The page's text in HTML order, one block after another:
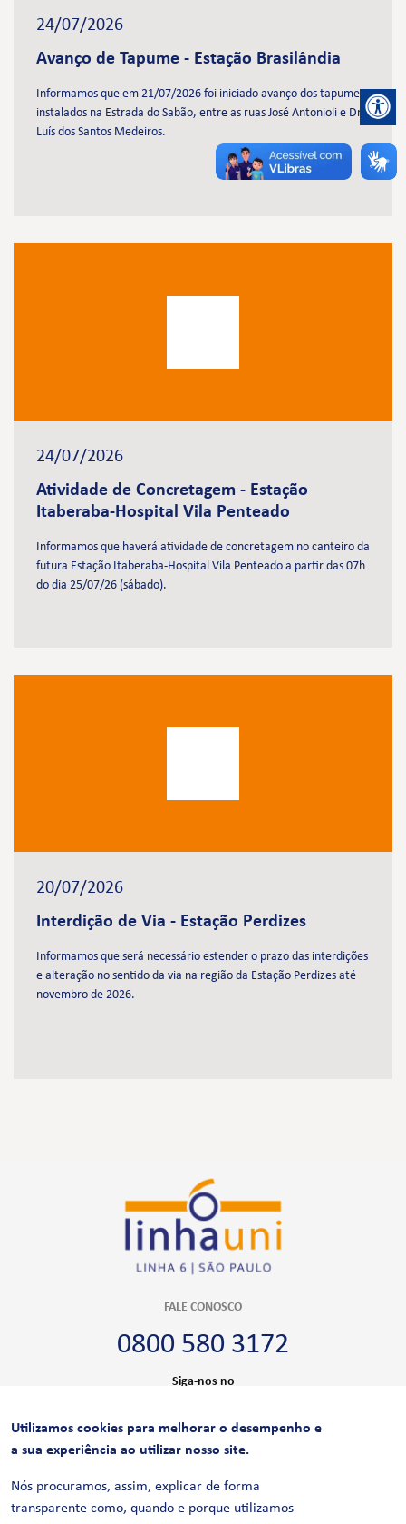
24/07/2026
Avanço de Tapume - Estação Brasilândia
Informamos que em 21/07/2026 foi iniciado avanço dos tapumes
instalados na Estrada do Sabão, entre as ruas José Antonioli e Dr.
Luís dos Santos Medeiros.
24/07/2026
Atividade de Concretagem - Estação
Itaberaba-Hospital Vila Penteado
Informamos que haverá atividade de concretagem no canteiro da
futura Estação Itaberaba-Hospital Vila Penteado a partir das 07h
do dia 25/07/26 (sábado).
20/07/2026
Interdição de Via - Estação Perdizes
Informamos que será necessário estender o prazo das interdições
e alteração no sentido da via na região da Estação Perdizes até
novembro de 2026.
FALE CONOSCO
0800 580 3172
Siga-nos no
CERTIFICAÇÕES
Utilizamos cookies para melhorar o desempenho e
a sua experiência ao utilizar nosso site.
Nós procuramos, assim, explicar de forma
transparente como, quando e porque utilizamos